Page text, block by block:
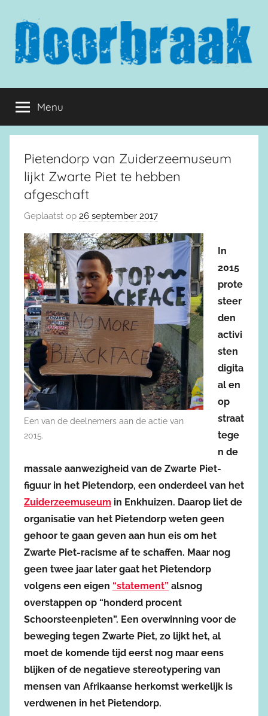
inhoud
springen
Doorbraak.eu
Menu
Pietendorp van Zuiderzeemuseum
lijkt Zwarte Piet te hebben
afgeschaft
Geplaatst op 26 september 2017
Een van de deelnemers aan de actie van
2015.
In
2015
prote
steer
den
activi
sten
digita
al en
op
straat
tege
n de
massale aanwezigheid van de Zwarte Piet-
figuur in het Pietendorp, een onderdeel van het
Zuiderzeemuseum in Enkhuizen. Daarop liet de
organisatie van het Pietendorp weten geen
gehoor te gaan geven aan hun eis om het
Zwarte Piet-racisme af te schaffen. Maar nog
geen twee jaar later gaat het Pietendorp
volgens een eigen “statement” alsnog
overstappen op “honderd procent
Schoorsteenpieten”. Een overwinning voor de
beweging tegen Zwarte Piet, zo lijkt het, al
moet de komende tijd eerst nog maar eens
blijken of de negatieve stereotypering van
mensen van Afrikaanse herkomst werkelijk is
verdwenen in het Pietendorp.